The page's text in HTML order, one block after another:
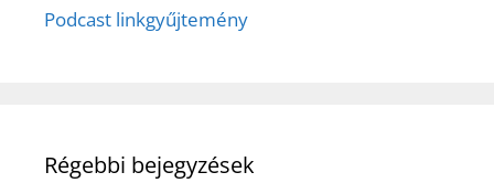
Podcast linkgyűjtemény
Régebbi bejegyzések